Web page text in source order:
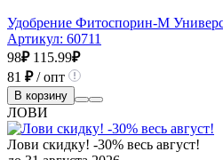
Удобрение Фитоспорин-М
Артикул: 60711
98₽ 115.99₽
81 ₽/ опт
В корзину
ЛОВИ
Лови скидку! -30% весь август!